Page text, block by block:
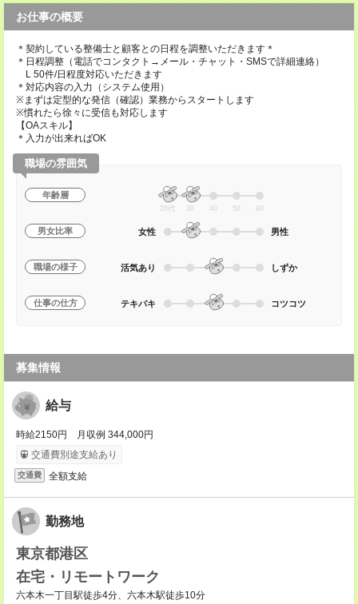
お仕事の概要
＊契約している整備士と顧客との日程を調整いただきます＊
＊日程調整（電話でコンタクト→メール・チャット・SMSで詳細連絡）
L 50件/日程度対応いただきます
＊対応内容の入力（システム使用）
※まずは定型的な発信（確認）業務からスタートします
※慣れたら徐々に受信も対応します
【OAスキル】
＊入力が出来ればOK
職場の雰囲気
年齢層
20代 30 40 50 60
男女比率 女性 男性
職場の様子 活気あり しずか
仕事の仕方 テキパキ コツコツ
募集情報
給与
時給2150円 月収例 344,000円
交通費別途支給あり
交通費 全額支給
勤務地
東京都港区
在宅・リモートワーク
六本木一丁目駅徒歩4分、六本木駅徒歩10分